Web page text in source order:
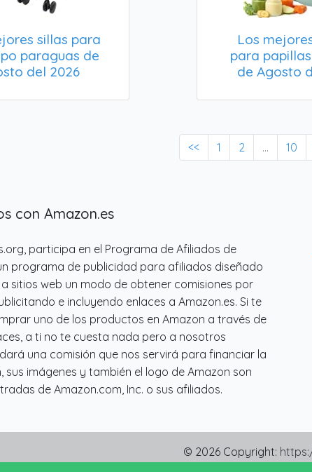
sillas para
paraguas de
del 2026
Los
para
de Agosto
<< 1 2 ... 10
con Amazon.es
participa en el Programa de Afiliados de
programa de publicidad para afiliados diseñado
sitios web un modo de obtener comisiones por
e incluyendo enlaces a Amazon.es. Si te
uno de los productos en Amazon a través de
a ti no te cuesta nada pero a nosotros
una comisión que nos servirá para financiar la
sus imágenes y también el logo de Amazon son
de Amazon.com, Inc. o sus afiliados.
© 2026 Copyright: